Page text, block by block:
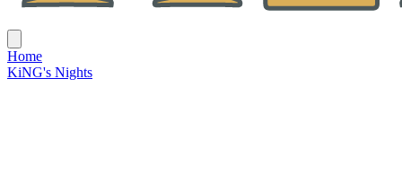
Home
KiNG's Nights